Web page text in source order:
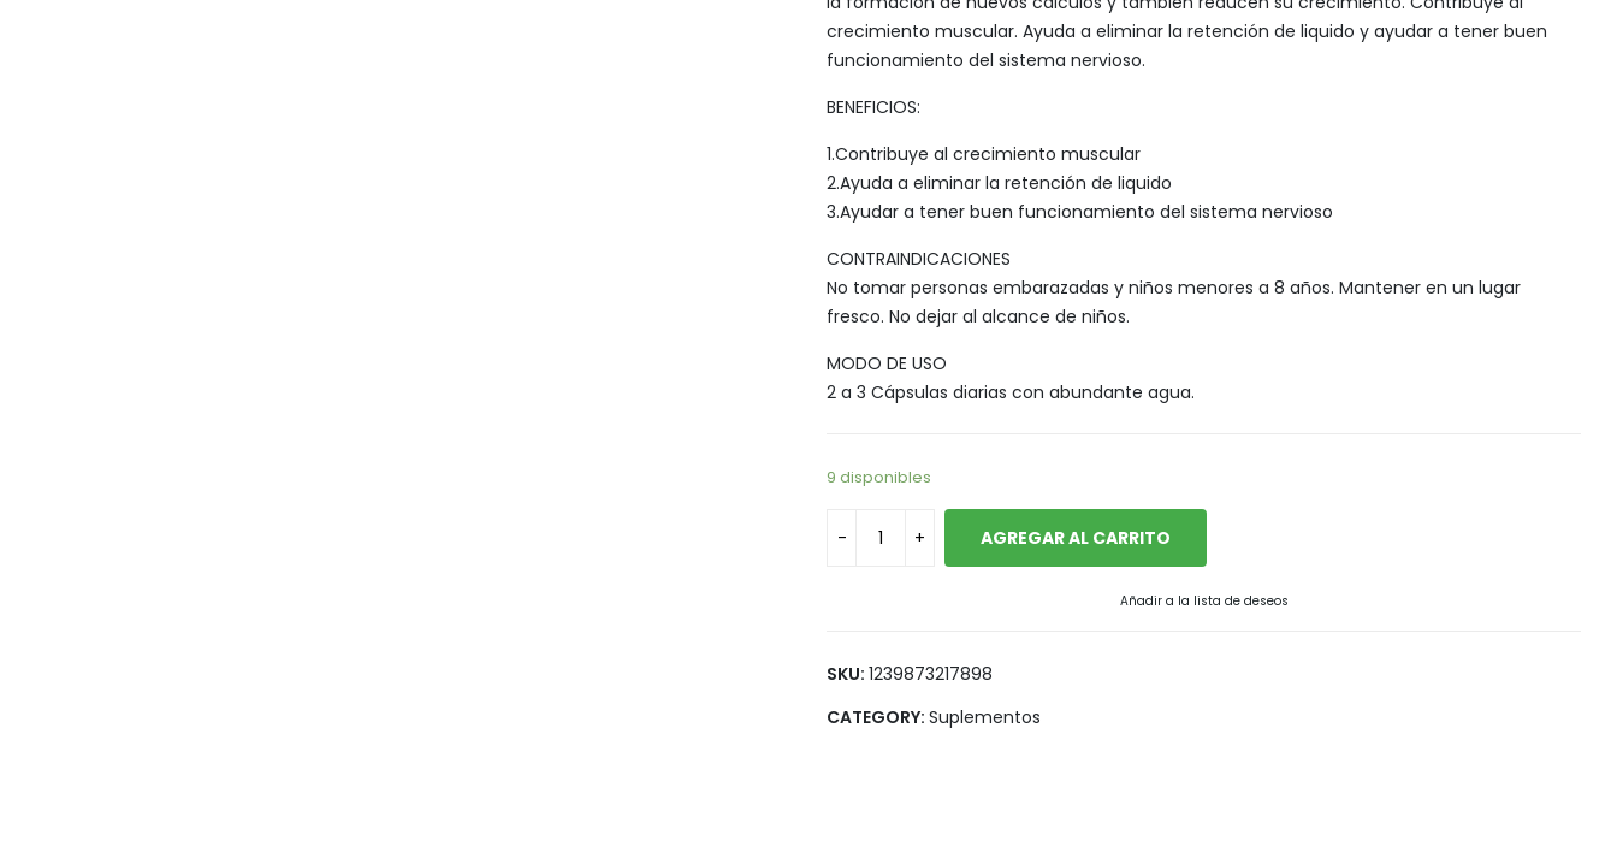
Legumbres
Pan y Tortillas
Vegana
Snack, golosinas saludables
crecimiento muscular. Ayuda a eliminar la retención de liquido y ayudar a tener buen
funcionamiento del sistema nervioso.
BENEFICIOS:
1.Contribuye al crecimiento muscular
2.Ayuda a eliminar la retención de liquido
3.Ayudar a tener buen funcionamiento del sistema nervioso
CONTRAINDICACIONES
No tomar personas embarazadas y niños menores a 8 años. Mantener en un lugar
fresco. No dejar al alcance de niños.
MODO DE USO
2 a 3 Cápsulas diarias con abundante agua.
9 disponibles
AGREGAR AL CARRITO
Añadir a la lista de deseos
SKU: 1239873217898
CATEGORY: Suplementos